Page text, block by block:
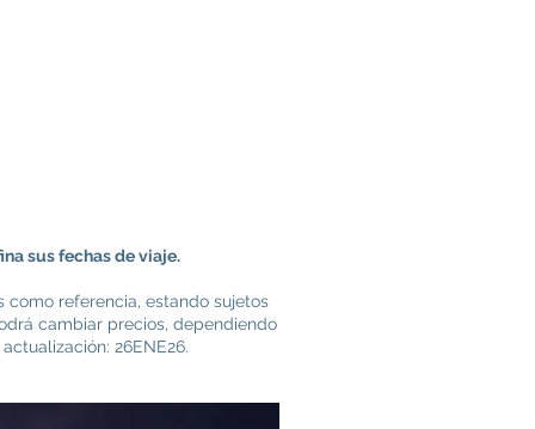
sus fechas de viaje.
como referencia, estando sujetos
cambiar precios, dependiendo
26ENE26.